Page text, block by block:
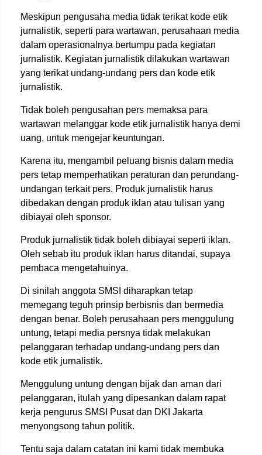
Meskipun pengusaha media tidak terikat kode etik
jurnalistik, seperti para wartawan, perusahaan media
dalam operasionalnya bertumpu pada kegiatan
jurnalistik. Kegiatan jurnalistik dilakukan wartawan
yang terikat undang-undang pers dan kode etik
jurnalistik.
Tidak boleh pengusahan pers memaksa para
wartawan melanggar kode etik jurnalistik hanya demi
uang, untuk mengejar keuntungan.
Karena itu, mengambil peluang bisnis dalam media
pers tetap memperhatikan peraturan dan perundang-
undangan terkait pers. Produk jurnalistik harus
dibedakan dengan produk iklan atau tulisan yang
dibiayai oleh sponsor.
Produk jurnalistik tidak boleh dibiayai seperti iklan.
Oleh sebab itu produk iklan harus ditandai, supaya
pembaca mengetahuinya.
Di sinilah anggota SMSI diharapkan tetap
memegang teguh prinsip berbisnis dan bermedia
dengan benar. Boleh perusahaan pers menggulung
untung, tetapi media persnya tidak melakukan
pelanggaran terhadap undang-undang pers dan
kode etik jurnalistik.
Menggulung untung dengan bijak dan aman dari
pelanggaran, itulah yang dipesankan dalam rapat
kerja pengurus SMSI Pusat dan DKI Jakarta
menyongsong tahun politik.
Tentu saja dalam catatan ini kami tidak membuka